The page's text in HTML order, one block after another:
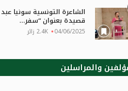
الشاعرة التونسية سونيا
قصيدة بعنوان “سفر...
04/06/2025 2.4K زائر
والمراسلين